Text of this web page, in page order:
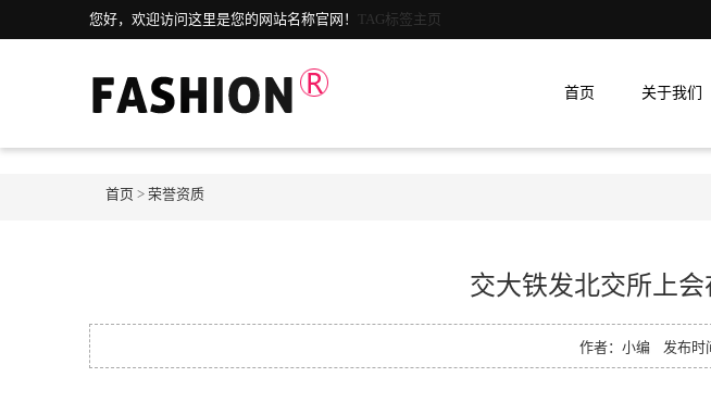
您好，欢迎访问这里是您的网站名称官网！ TAG标签主页
首页 关于我们
首页 > 荣誉资质
交大铁发北交所上
作者：小编 发布时